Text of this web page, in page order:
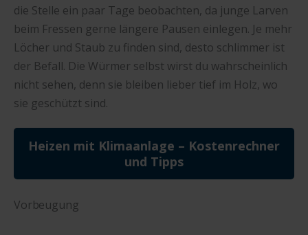
die Stelle ein paar Tage beobachten, da junge Larven
beim Fressen gerne längere Pausen einlegen. Je mehr
Löcher und Staub zu finden sind, desto schlimmer ist
der Befall. Die Würmer selbst wirst du wahrscheinlich
nicht sehen, denn sie bleiben lieber tief im Holz, wo
sie geschützt sind.
Heizen mit Klimaanlage – Kostenrechner
und Tipps
Vorbeugung